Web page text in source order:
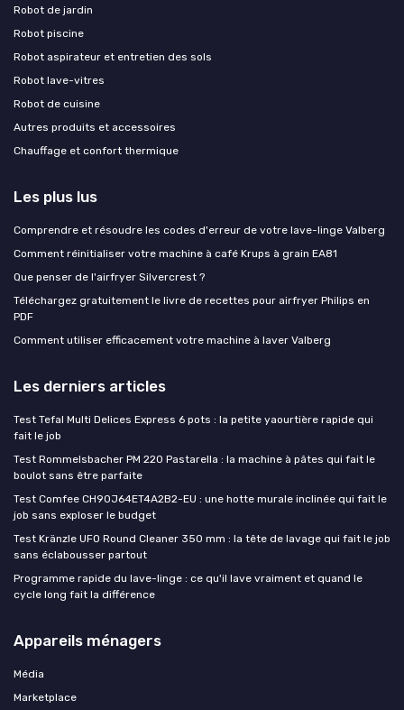
Robot de jardin
Robot piscine
Robot aspirateur et entretien des sols
Robot lave-vitres
Robot de cuisine
Autres produits et accessoires
Chauffage et confort thermique
Les plus lus
Comprendre et résoudre les codes d'erreur de votre lave-linge Valberg
Comment réinitialiser votre machine à café Krups à grain EA81
Que penser de l'airfryer Silvercrest ?
Téléchargez gratuitement le livre de recettes pour airfryer Philips en
PDF
Comment utiliser efficacement votre machine à laver Valberg
Les derniers articles
Test Tefal Multi Delices Express 6 pots : la petite yaourtière rapide qui
fait le job
Test Rommelsbacher PM 220 Pastarella : la machine à pâtes qui fait le
boulot sans être parfaite
Test Comfee CH90J64ET4A2B2-EU : une hotte murale inclinée qui fait le
job sans exploser le budget
Test Kränzle UFO Round Cleaner 350 mm : la tête de lavage qui fait le job
sans éclabousser partout
Programme rapide du lave-linge : ce qu'il lave vraiment et quand le
cycle long fait la différence
Appareils ménagers
Média
Marketplace